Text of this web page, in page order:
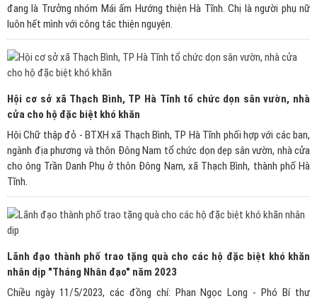
đang là Trưởng nhóm Mái ấm Hướng thiện Hà Tĩnh. Chị là người phụ nữ
luôn hết mình với công tác thiện nguyện.
Hội cơ sở xã Thạch Bình, TP Hà Tĩnh tổ chức dọn sân vườn, nhà
cửa cho hộ đặc biệt khó khăn
Hội Chữ thập đỏ - BTXH xã Thạch Bình, TP Hà Tĩnh phối hợp với các ban,
ngành địa phương và thôn Đông Nam tổ chức dọn dẹp sân vườn, nhà cửa
cho ông Trần Danh Phụ ở thôn Đông Nam, xã Thạch Bình, thành phố Hà
Tĩnh.
Lãnh đạo thành phố trao tặng quà cho các hộ đặc biệt khó khăn
nhân dịp "Tháng Nhân đạo" năm 2023
Chiều ngày 11/5/2023, các đồng chí: Phan Ngọc Long - Phó Bí thư